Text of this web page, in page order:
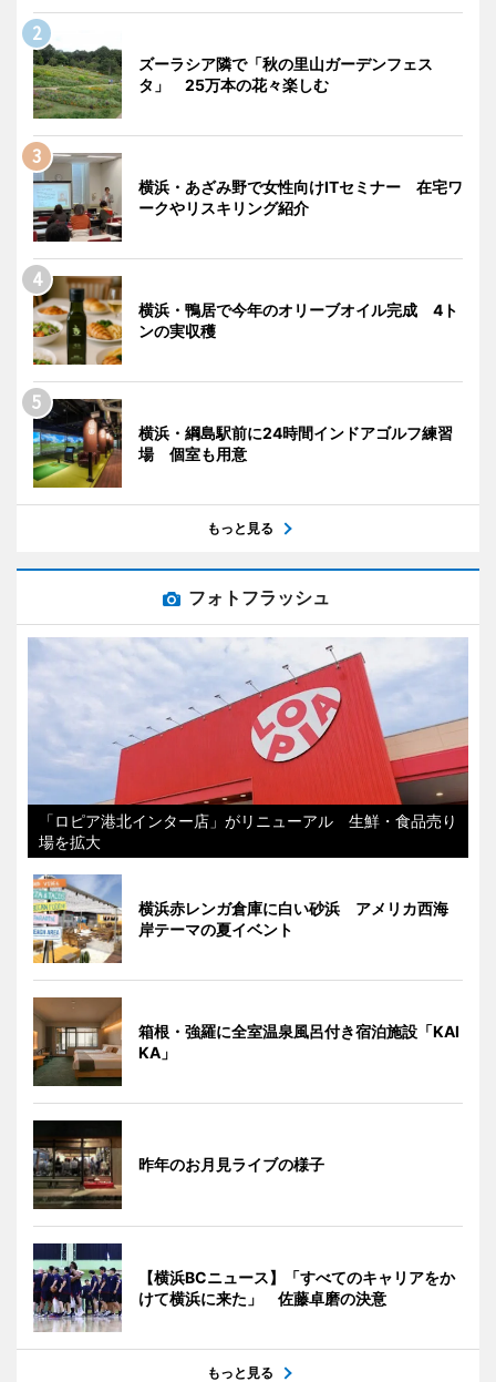
ズーラシア隣で「秋の里山ガーデンフェス
タ」 25万本の花々楽しむ
横浜・あざみ野で女性向けITセミナー 在宅ワ
ークやリスキリング紹介
横浜・鴨居で今年のオリーブオイル完成 4ト
ンの実収穫
横浜・綱島駅前に24時間インドアゴルフ練習
場 個室も用意
もっと見る
フォトフラッシュ
「ロピア港北インター店」がリニューアル 生鮮・食品売り
場を拡大
横浜赤レンガ倉庫に白い砂浜 アメリカ西海
岸テーマの夏イベント
箱根・強羅に全室温泉風呂付き宿泊施設「KAI
KA」
昨年のお月見ライブの様子
【横浜BCニュース】「すべてのキャリアをか
けて横浜に来た」 佐藤卓磨の決意
もっと見る